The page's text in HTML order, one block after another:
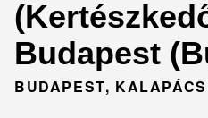
Budapest
BUDAPEST,